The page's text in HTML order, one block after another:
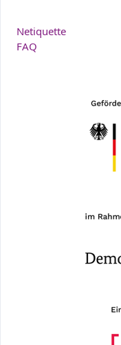
Netiquette
FAQ